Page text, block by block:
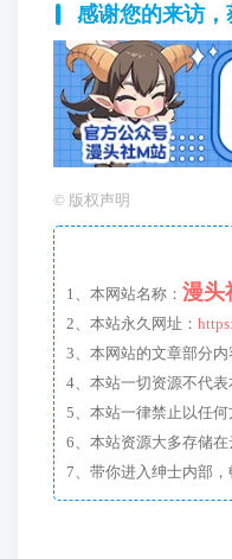
感谢您的来访，
© 版权声明
1、本网站名称： 漫头
2、本站永久网址：
3、本网站的文章部分
4、本站一切资源不代
5、本站一律禁止以任
6、本站资源大多存储